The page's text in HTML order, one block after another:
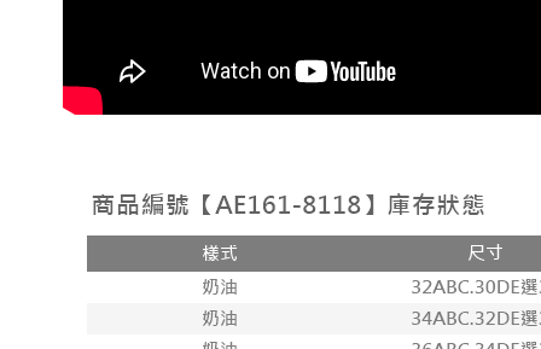
🆙小胸瞬
🍨棉花糖
NEW 新品